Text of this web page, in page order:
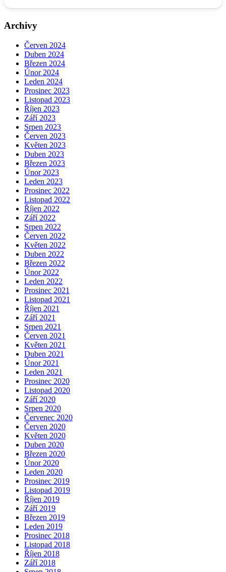
Archivy
Červen 2024
Duben 2024
Březen 2024
Únor 2024
Leden 2024
Prosinec 2023
Listopad 2023
Říjen 2023
Září 2023
Srpen 2023
Červen 2023
Květen 2023
Duben 2023
Březen 2023
Únor 2023
Leden 2023
Prosinec 2022
Listopad 2022
Říjen 2022
Září 2022
Srpen 2022
Červen 2022
Květen 2022
Duben 2022
Březen 2022
Únor 2022
Leden 2022
Prosinec 2021
Listopad 2021
Říjen 2021
Září 2021
Srpen 2021
Červen 2021
Květen 2021
Duben 2021
Únor 2021
Leden 2021
Prosinec 2020
Listopad 2020
Září 2020
Srpen 2020
Červenec 2020
Červen 2020
Květen 2020
Duben 2020
Březen 2020
Únor 2020
Leden 2020
Prosinec 2019
Listopad 2019
Říjen 2019
Září 2019
Březen 2019
Leden 2019
Prosinec 2018
Listopad 2018
Říjen 2018
Září 2018